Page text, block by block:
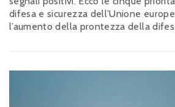
difesa e sicurezza dell’Unione
l’aumento della prontezza della